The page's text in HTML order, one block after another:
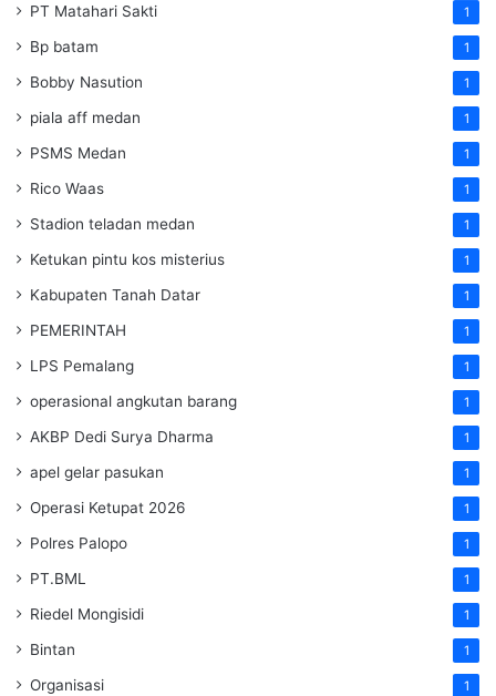
PT Matahari Sakti 1
Bp batam 1
Bobby Nasution 1
piala aff medan 1
PSMS Medan 1
Rico Waas 1
Stadion teladan medan 1
Ketukan pintu kos misterius 1
Kabupaten Tanah Datar 1
PEMERINTAH 1
LPS Pemalang 1
operasional angkutan barang 1
AKBP Dedi Surya Dharma 1
apel gelar pasukan 1
Operasi Ketupat 2026 1
Polres Palopo 1
PT.BML 1
Riedel Mongisidi 1
Bintan 1
Organisasi 1